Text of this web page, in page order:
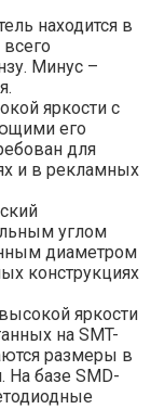
находится в
Минус –
яркости с
его
для
и в рекламных
углом
диаметром
конструкциях
яркости
на SMT-
размеры в
базе SMD-